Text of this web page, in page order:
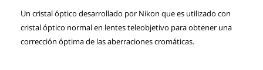
Un cristal óptico desarrollado por Nikon que es utilizado con
cristal óptico normal en lentes teleobjetivo para obtener una
corrección óptima de las aberraciones cromáticas.